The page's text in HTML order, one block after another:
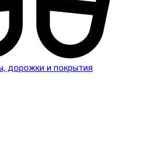
дорожки и покрытия